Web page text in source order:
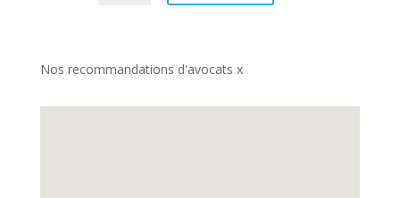
Nos recommandations d'avocats x